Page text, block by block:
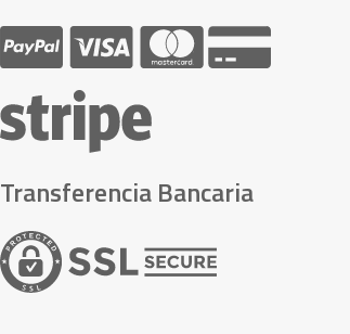
Transferencia Bancaria